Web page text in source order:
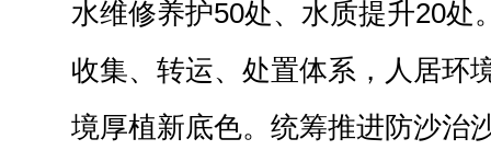
水维修养护50处、水质提升20处
收集、转运、处置体系，人居环
境厚植新底色。统筹推进防沙治